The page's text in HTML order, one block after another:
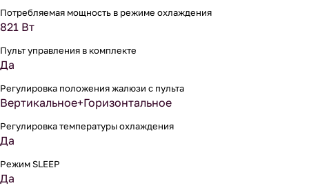
Потребляемая мощность в режиме охлаждения
821 Вт
Пульт управления в комплекте
Да
Регулировка положения жалюзи с пульта
Вертикальное+Горизонтальное
Регулировка температуры охлаждения
Да
Режим SLEEP
Да